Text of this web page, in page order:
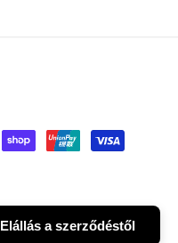
Elállás a szerződéstől